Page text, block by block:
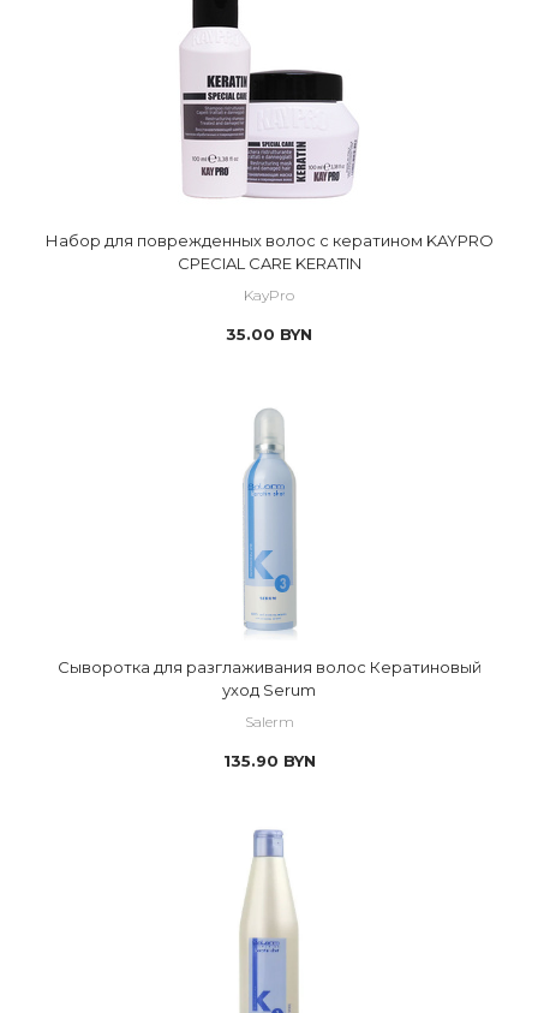
Набор для поврежденных волос с кератином KAYPRO
CPECIAL CARE KERATIN
KayPro
35.00 BYN
Сыворотка для разглаживания волос Кератиновый
уход Serum
Salerm
135.90 BYN